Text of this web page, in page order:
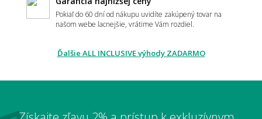
Aký typ vlasu je najvhodnejší - slučkový,
alebo strihaný?
Pokiaľ do 60 dní od nákupu uvidíte zakúpený tovar na
našom webe lacnejšie, vrátime Vám rozdiel.
Ďalšie ALL INCLUSIVE výhody ZADARMO